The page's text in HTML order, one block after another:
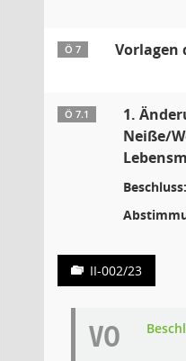
Ö 7 Vorlagen
Ö 7.1
1.
Neiße/
Beschluss:
II-002/23
VO